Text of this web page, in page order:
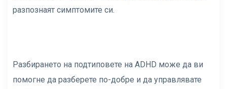
разпознаят симптомите си.
Разбирането на подтиповете на ADHD може да ви
помогне да разберете по-добре и да управлявате